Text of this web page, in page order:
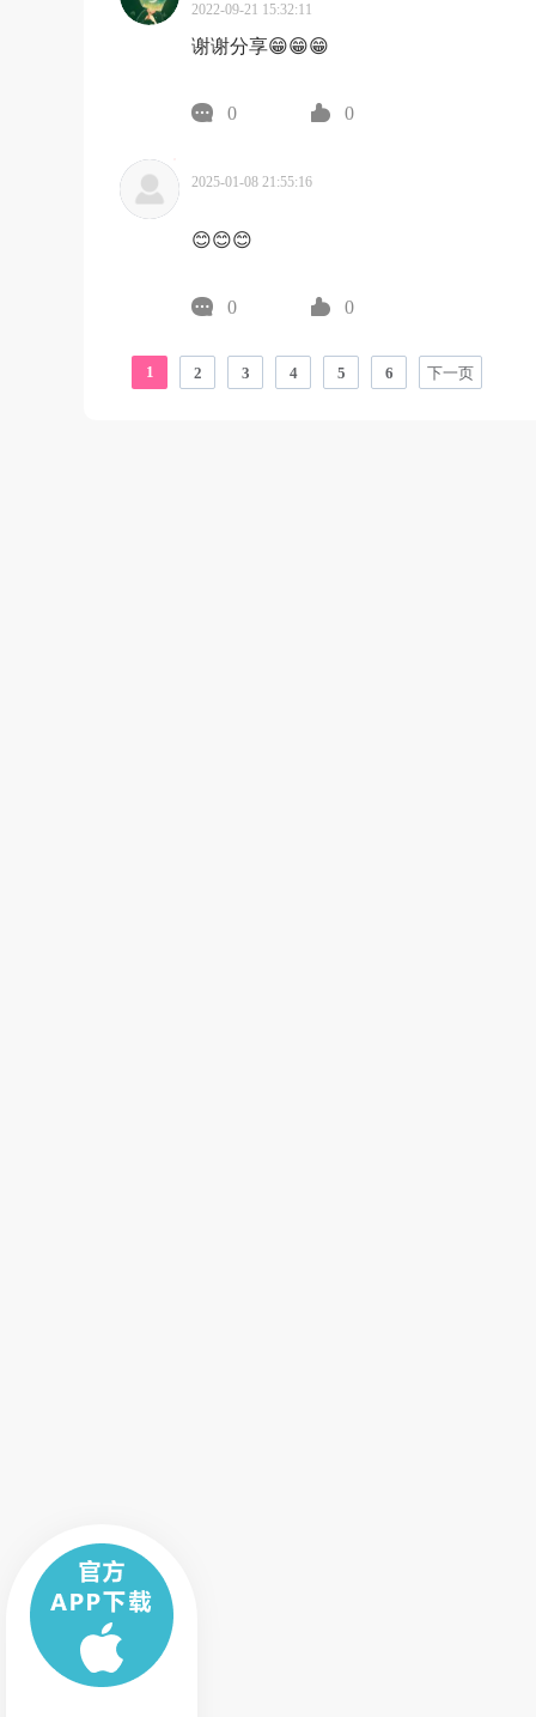
2022-09-21 15:32:11
谢谢分享😁😁😁
0 0
2025-01-08 21:55:16
😊😊😊
0 0
1 2 3 4 5 6 下一页